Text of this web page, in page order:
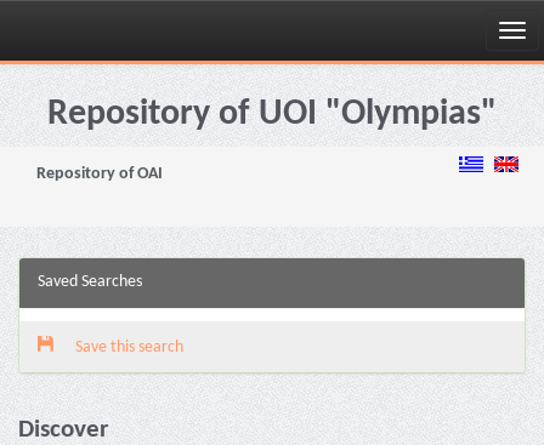
Skip
navigationRepository of UOI "Olympias"
Repository of OAI
Saved Searches
Save this search
Discover